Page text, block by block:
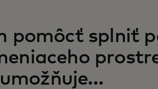
pomôcť splniť